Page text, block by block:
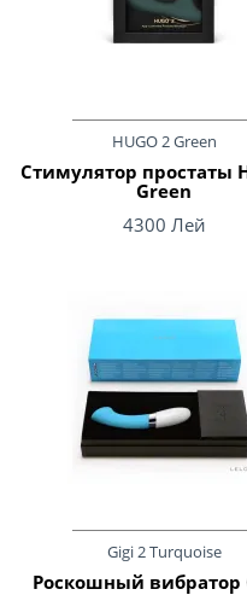
HUGO 2 Green
Стимулятор простаты
Green
4300 Лей
Gigi 2 Turquoise
Роскошный вибратор